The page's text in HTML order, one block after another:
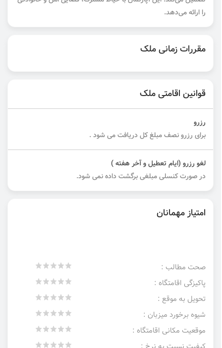
را ارائه می‌دهد.
مقررات زمانی ملک
قوانین اقامتی ملک
رزرو
برای رزرو نصف مبلغ کل دریافت می شود .
لغو رزرو (ایام تعطیل و آخر هفته )
در صورت کنسلی مبلغی برگشت داده نمی شود.
امتیاز مهمانان
صحت مطالب :
پاکیزگی اقامتگاه :
تحویل به موقع :
شیوه برخورد میزبان :
موقعیت مکانی اقامتگاه :